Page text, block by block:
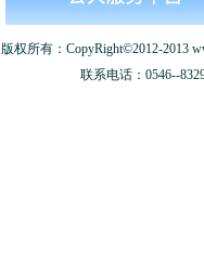
版权所有：CopyRight©2012-2013
联系电话：0546--